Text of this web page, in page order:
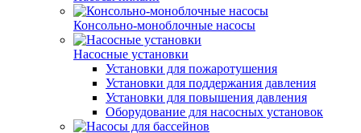
Консольно-моноблочные насосы
Насосные установки
Установки для пожаротушения
Установки для поддержания давления
Установки для повышения давления
Оборудование для насосных установок